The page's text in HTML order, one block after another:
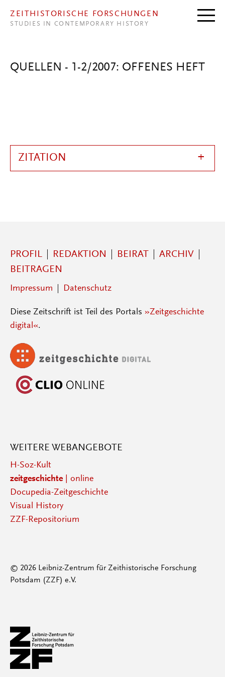
ZEITHISTORISCHE FORSCHUNGEN
STUDIES IN CONTEMPORARY HISTORY
QUELLEN - 1-2/2007: OFFENES HEFT
ZITATION
PROFIL REDAKTION BEIRAT
ARCHIV
BEITRAGEN
Impressum Datenschutz
Diese Zeitschrift ist Teil des Portals »Zeitgeschichte
digital«.
WEITERE WEBANGEBOTE
H-Soz-Kult
zeitgeschichte| online
Docupedia-Zeitgeschichte
Visual History
ZZF-Repositorium
© 2026 Leibniz-Zentrum für Zeithistorische Forschung
Potsdam (ZZF) e.V.